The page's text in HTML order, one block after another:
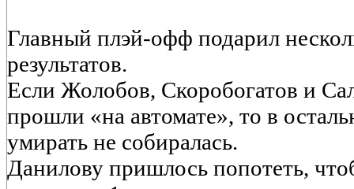
Главный плэй-офф подарил
результатов.
Если Жолобов, Скоробогатов и
прошли «на автомате», то в
умирать не собиралась.
Данилову пришлось попотеть,